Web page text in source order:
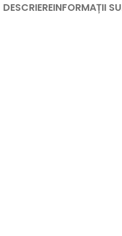
DESCRIEREINFORMAȚII